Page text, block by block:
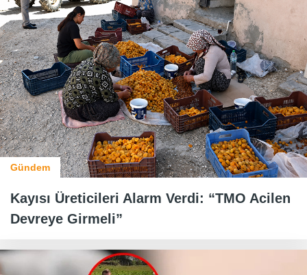
Gündem
Kayısı Üreticileri Alarm Verdi: “TMO Acilen
Devreye Girmeli”